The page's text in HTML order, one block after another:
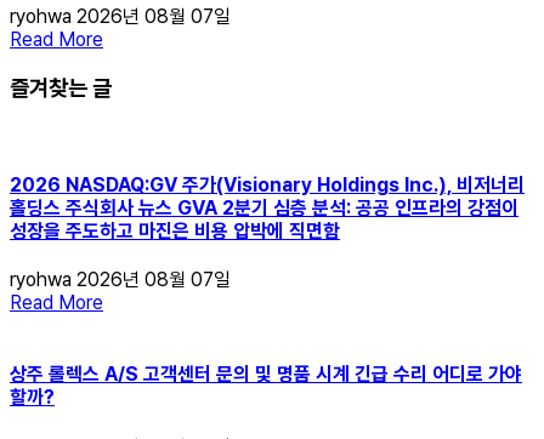
ryohwa 2026년 08월 07일
Read More
즐겨찾는 글
2026 NASDAQ:GV 주가(Visionary Holdings Inc.), 비저너리
홀딩스 주식회사 뉴스 GVA 2분기 심층 분석: 공공 인프라의 강점이
성장을 주도하고 마진은 비용 압박에 직면함
ryohwa 2026년 08월 07일
Read More
상주 롤렉스 A/S 고객센터 문의 및 명품 시계 긴급 수리 어디로 가야
할까?